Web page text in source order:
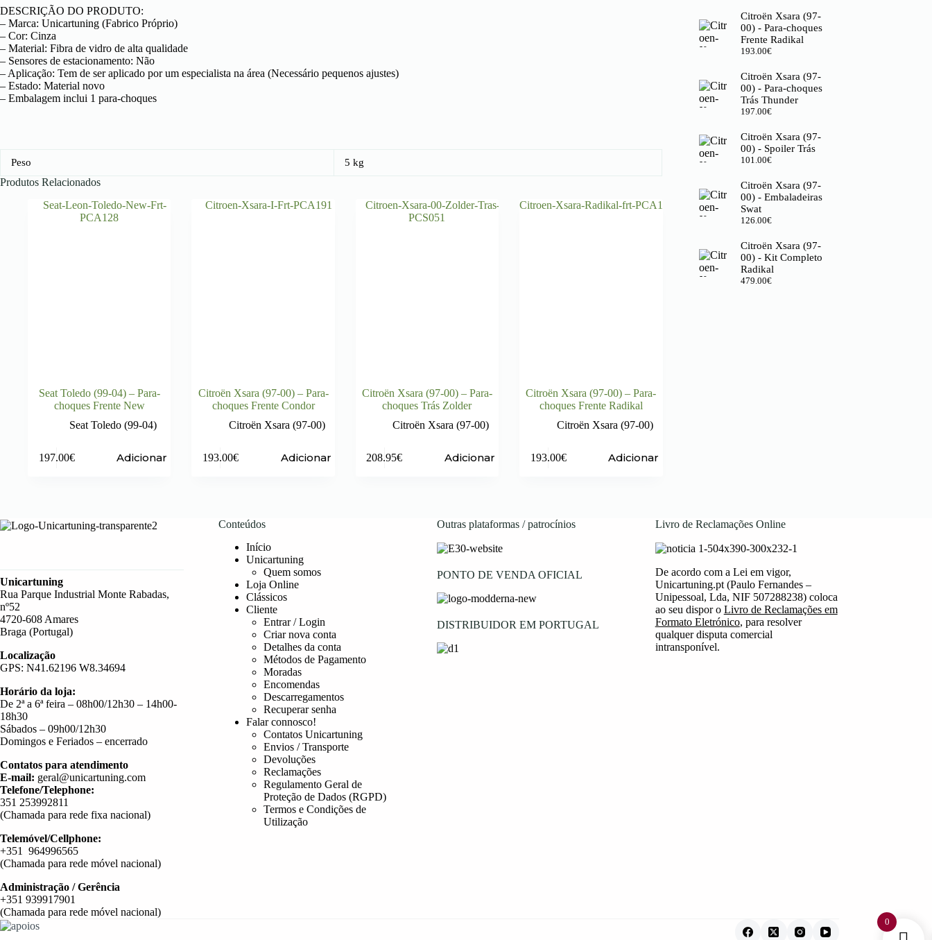
DESCRIÇÃO DO PRODUTO:
– Marca: Unicartuning (Fabrico Próprio)
– Cor: Cinza
– Material: Fibra de vidro de alta qualidade
– Sensores de estacionamento: Não
– Aplicação: Tem de ser aplicado por um especialista na área (Necessário pequenos ajustes)
– Estado: Material novo
– Embalagem inclui 1 para-choques
Peso 5 kg
Produtos Relacionados
Seat Toledo (99-04) – Para-
choques Frente New
Seat Toledo (99-04)
197.00€ Adicionar
Citroën Xsara (97-00) – Para-
choques Frente Condor
Citroën Xsara (97-00)
193.00€ Adicionar
Citroën Xsara (97-00) – Para-
choques Trás Zolder
Citroën Xsara (97-00)
208.95€ Adicionar
Citroën Xsara (97-00) – Para-
choques Frente Radikal
Citroën Xsara (97-00)
193.00€ Adicionar
Citroën Xsara (97-
00) - Para-choques
Frente Radikal
193.00€
Citroën Xsara (97-
00) - Para-choques
Trás Thunder
197.00€
Citroën Xsara (97-
00) - Spoiler Trás
101.00€
Citroën Xsara (97-
00) - Embaladeiras
Swat
126.00€
Citroën Xsara (97-
00) - Kit Completo
Radikal
479.00€
Unicartuning
Rua Parque Industrial Monte Rabadas,
nº52
4720-608 Amares
Braga (Portugal)
Localização
GPS: N41.62196 W8.34694
Horário da loja:
De 2ª a 6ª feira – 08h00/12h30 – 14h00-
18h30
Sábados – 09h00/12h30
Domingos e Feriados – encerrado
Contatos para atendimento
E-mail: geral@unicartuning.com
Telefone/Telephone:
351 253992811
(Chamada para rede fixa nacional)
Telemóvel/Cellphone:
+351 964996565
(Chamada para rede móvel nacional)
Administração / Gerência
+351 939917901
(Chamada para rede móvel nacional)
Conteúdos
Início
Unicartuning
Quem somos
Loja Online
Clássicos
Cliente
Entrar / Login
Criar nova conta
Detalhes da conta
Métodos de Pagamento
Moradas
Encomendas
Descarregamentos
Recuperar senha
Falar connosco!
Contatos Unicartuning
Envios / Transporte
Devoluções
Reclamações
Regulamento Geral de
Proteção de Dados (RGPD)
Termos e Condições de
Utilização
Outras plataformas / patrocínios
PONTO DE VENDA OFICIAL
DISTRIBUIDOR EM PORTUGAL
Livro de Reclamações Online
De acordo com a Lei em vigor,
Unicartuning.pt (Paulo Fernandes –
Unipessoal, Lda, NIF 507288238) coloca
ao seu dispor o Livro de Reclamações em
Formato Eletrónico, para resolver
qualquer disputa comercial
intransponível.
0